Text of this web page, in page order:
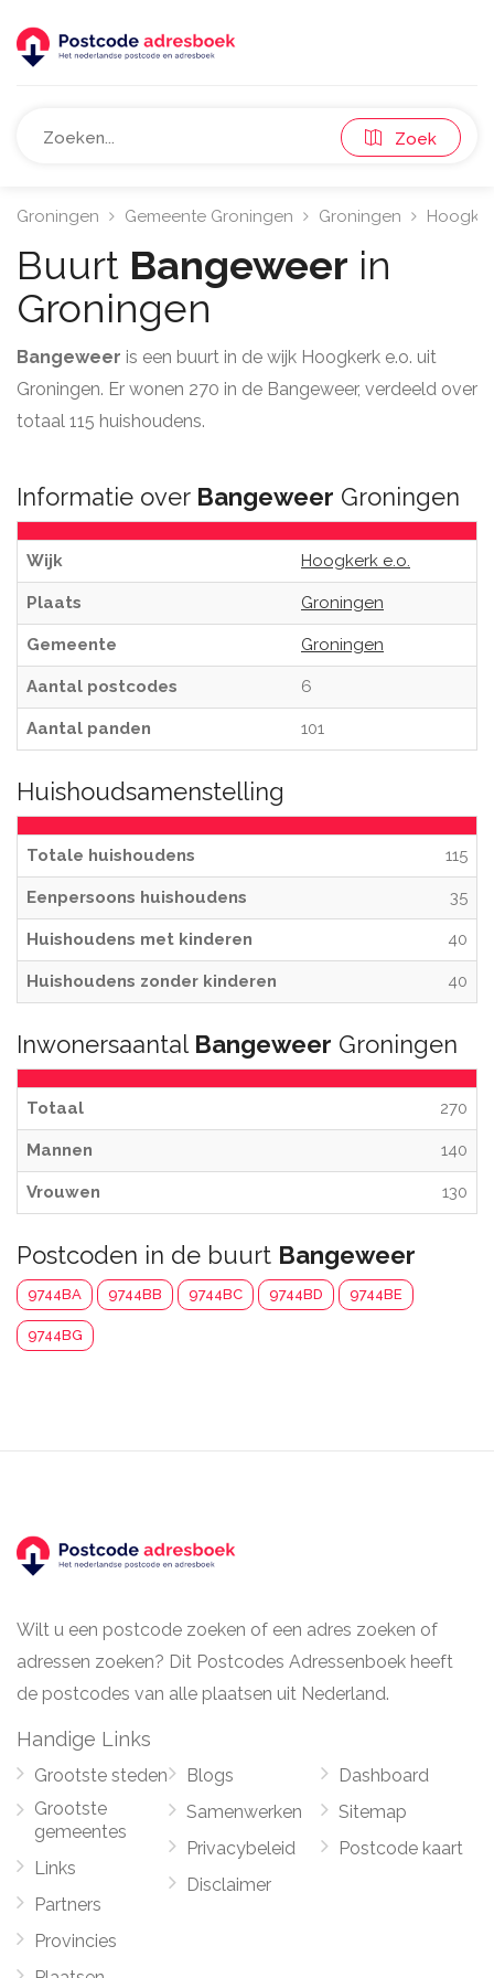
Zoek
Groningen Gemeente Groningen Groningen
Buurt Bangeweer in
Groningen
Bangeweer is een buurt in de wijk Hoogkerk e.o. uit
Groningen. Er wonen 270 in de Bangeweer, verdeeld over
totaal 115 huishoudens.
Informatie over Bangeweer Groningen
Wijk Hoogkerk e.o.
Plaats Groningen
Gemeente Groningen
Aantal postcodes 6
Aantal panden 101
Huishoudsamenstelling
Totale huishoudens 115
Eenpersoons huishoudens 35
Huishoudens met kinderen 40
Huishoudens zonder kinderen 40
Inwonersaantal Bangeweer Groningen
Totaal 270
Mannen 140
Vrouwen 130
Postcoden in de buurt Bangeweer
9744BA 9744BB 9744BC 9744BD 9744BE
9744BG
Wilt u een postcode zoeken of een adres zoeken of
adressen zoeken? Dit Postcodes Adressenboek heeft
de postcodes van alle plaatsen uit Nederland.
Handige Links
Grootste steden
Grootste
gemeentes
Links
Partners
Provincies
Blogs
Samenwerken
Privacybeleid
Disclaimer
Dashboard
Sitemap
Postcode kaart